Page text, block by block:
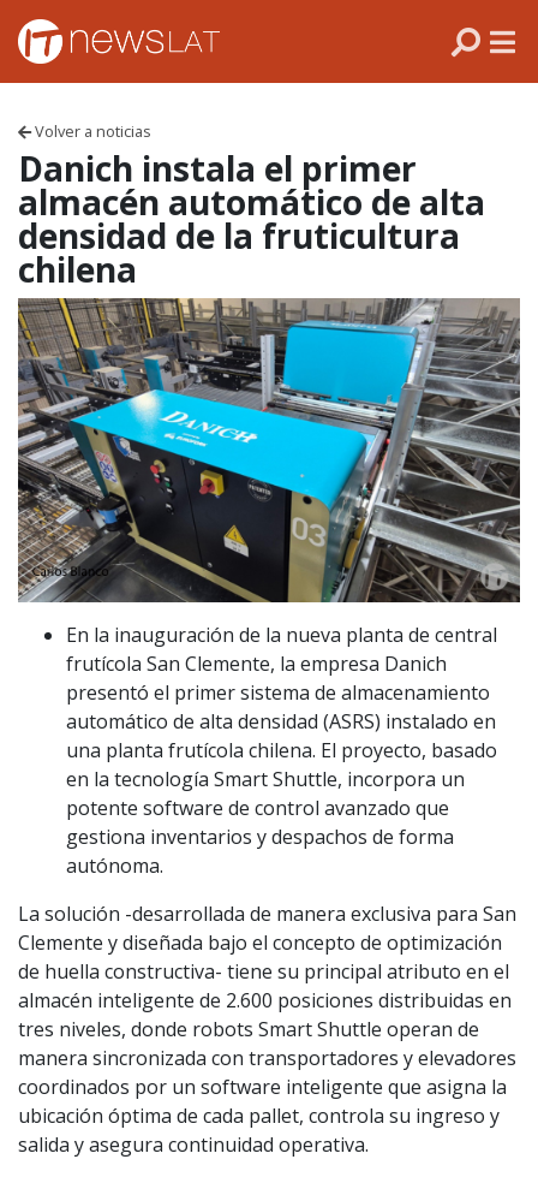
Skip to content
Volver a noticias
Danich instala el primer
almacén automático de alta
densidad de la fruticultura
chilena
En la inauguración de la nueva planta de central
frutícola San Clemente, la empresa Danich
presentó el primer sistema de almacenamiento
automático de alta densidad (ASRS) instalado en
una planta frutícola chilena. El proyecto, basado
en la tecnología Smart Shuttle, incorpora un
potente software de control avanzado que
gestiona inventarios y despachos de forma
autónoma.
La solución -desarrollada de manera exclusiva para San
Clemente y diseñada bajo el concepto de optimización
de huella constructiva- tiene su principal atributo en el
almacén inteligente de 2.600 posiciones distribuidas en
tres niveles, donde robots Smart Shuttle operan de
manera sincronizada con transportadores y elevadores
coordinados por un software inteligente que asigna la
ubicación óptima de cada pallet, controla su ingreso y
salida y asegura continuidad operativa.
VENEZUELA
ECUADOR
CHILE
ARGENTINA